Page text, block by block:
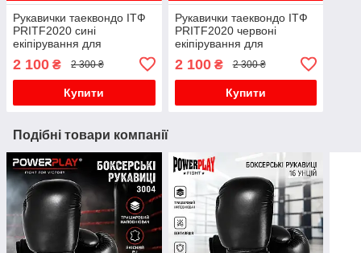
Рукавички таеквондо ІТФ
PRITF2020 сині
екіпірування для
тхеквондо ITF поліуретан
2 100 ₴ 2 300 ₴
Купити
Рукавички таеквондо ІТФ
PRITF2020 червоні
екіпірування для
тхеквондо ITF поліуретан
2 100₴ 2 300 ₴
Купити
Подібні товари компанії